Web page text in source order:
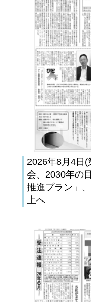
2026年8月4日
会、2030年の
推進プラン」
上へ